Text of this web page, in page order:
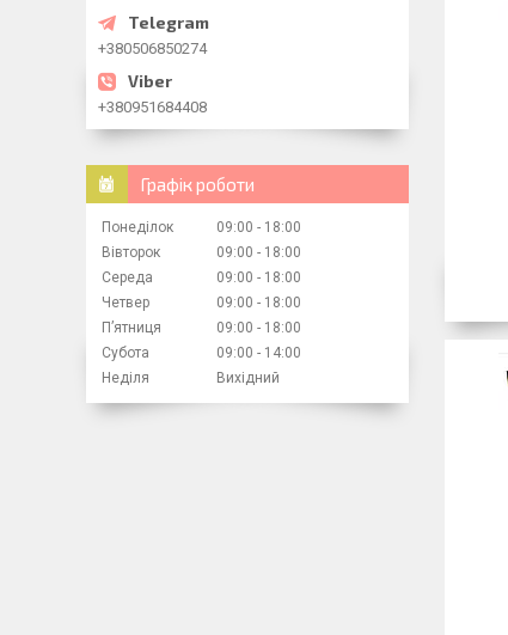
+380506850274
+380951684408
Графік роботи
Понеділок 09:00
18:00
Вівторок
09:00
18:00
Середа
09:00
18:00
Четвер
09:00
18:00
Пʼятниця
09:00
18:00
Субота
09:00
14:00
Неділя
Вихідний